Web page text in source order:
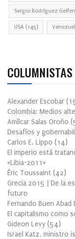
Sergio Rodríguez
USA (145)
COLUMNISTAS
Alexander Escobar (
Colombia: Medios
Amílcar Salas Oroño (
Desafíos y
Carlos E. Lippo (14)
El imperio está
«Libia-2011»
Éric Toussaint (42)
Grecia 2015 | De la
futuro
Fernando Buen Abad
El capitalismo como
Gideon Levy (54)
Israel Katz, ministro